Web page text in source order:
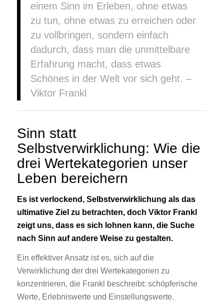
einem Sinn im Erleben, ohne etwas
zu tun, ohne etwas zu erreichen oder
zu vollbringen, sondern einfach
dadurch, dass man die unmittelbare
Erfahrung macht, dass etwas
Schönes in der Welt vor sich geht. –
Viktor Frankl
Sinn statt
Selbstverwirklichung: Wie die
drei Wertekategorien unser
Leben bereichern
Es ist verlockend, Selbstverwirklichung als das
ultimative Ziel zu betrachten, doch Viktor Frankl
zeigt uns, dass es sich lohnen kann, die Suche
nach Sinn auf andere Weise zu gestalten.
Ein effektiver Ansatz ist es, sich auf die
Verwirklichung der drei Wertekategorien zu
konzentrieren, die Frankl beschreibt: schöpferische
Werte, Erlebniswerte und Einstellungswerte.